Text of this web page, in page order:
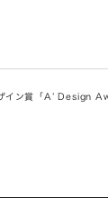
イン賞「A’ Design